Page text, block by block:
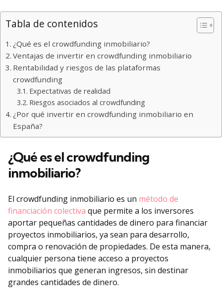
Tabla de contenidos
¿Qué es el crowdfunding inmobiliario?
Ventajas de invertir en crowdfunding inmobiliario
Rentabilidad y riesgos de las plataformas
crowdfunding
Expectativas de realidad
Riesgos asociados al crowdfunding
¿Por qué invertir en crowdfunding inmobiliario en
España?
¿Qué es el crowdfunding
inmobiliario?
El crowdfunding inmobiliario es un método de
financiación colectiva que permite a los inversores
aportar pequeñas cantidades de dinero para financiar
proyectos inmobiliarios, ya sean para desarrollo,
compra o renovación de propiedades. De esta manera,
cualquier persona tiene acceso a proyectos
inmobiliarios que generan ingresos, sin destinar
grandes cantidades de dinero.